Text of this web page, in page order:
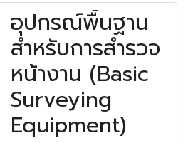
อุปกรณ์พื้นฐาน
สำหรับการสำรวจ
หน้างาน (Basic
Surveying
Equipment)